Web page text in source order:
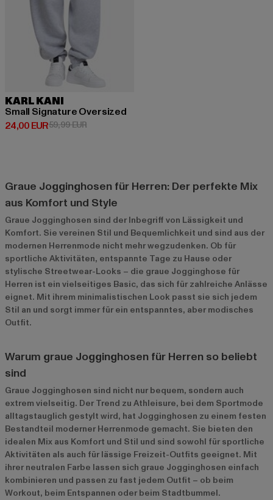
KARL KANI
Small Signature Oversized
24,00 EUR
Derzeitiger Preis: 24,00 EUR
59,99 EURAktionspreis: 59,99 EUR
Graue Jogginghosen für Herren: Der perfekte Mix
aus Komfort und Style
Graue Jogginghosen sind der Inbegriff von Lässigkeit und
Komfort. Sie vereinen Stil und Bequemlichkeit und sind aus der
modernen Herrenmode nicht mehr wegzudenken. Ob für
sportliche Aktivitäten, entspannte Tage zu Hause oder
stylische Streetwear-Looks – die graue Jogginghose für
Herren ist ein vielseitiges Basic, das sich für zahlreiche Anlässe
eignet. Mit ihrem minimalistischen Look passt sie sich jedem
Stil an und sorgt immer für ein entspanntes, aber modisches
Outfit.
Warum graue Jogginghosen für Herren so beliebt
sind
Graue Jogginghosen sind nicht nur bequem, sondern auch
extrem vielseitig. Der Trend zu Athleisure, bei dem Sportmode
alltagstauglich gestylt wird, hat Jogginghosen zu einem festen
Bestandteil moderner Herrenmode gemacht. Sie bieten den
idealen Mix aus Komfort und Stil und sind sowohl für sportliche
Aktivitäten als auch für lässige Freizeit-Outfits geeignet. Mit
ihrer neutralen Farbe lassen sich graue Jogginghosen einfach
kombinieren und passen zu fast jedem Outfit – ob beim
Workout, beim Entspannen oder beim Stadtbummel.